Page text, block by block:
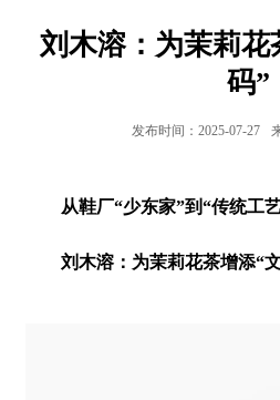
刘木溶：为茉莉花
码”
发布时间：2025-07-27
从鞋厂“少东家”到“传统工
刘木溶：为茉莉花茶增添“